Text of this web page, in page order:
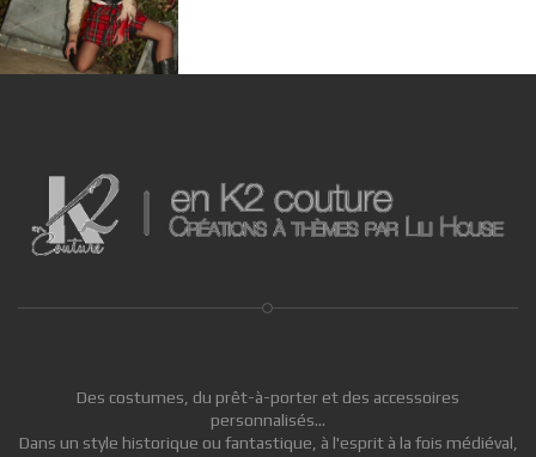
Des costumes, du prêt-à-porter et des accessoires
personnalisés...
Dans un style historique ou fantastique, à l'esprit à la fois médiéval,